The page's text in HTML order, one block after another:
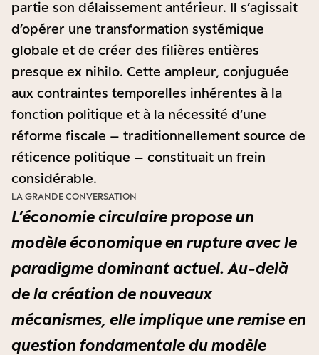
partie son délaissement antérieur. Il s’agissait
d’opérer une transformation systémique
globale et de créer des filières entières
presque ex nihilo. Cette ampleur, conjuguée
aux contraintes temporelles inhérentes à la
fonction politique et à la nécessité d’une
réforme fiscale – traditionnellement source de
réticence politique – constituait un frein
considérable.
L’économie circulaire propose un
modèle économique en rupture avec le
paradigme dominant actuel. Au-delà
de la création de nouveaux
mécanismes, elle implique une remise en
question fondamentale du modèle
LA GRANDE CONVERSATION